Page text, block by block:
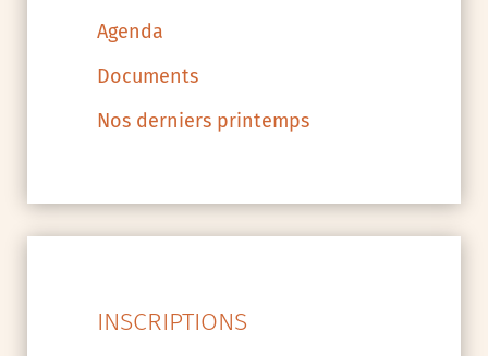
Agenda
Documents
Nos derniers printemps
INSCRIPTIONS